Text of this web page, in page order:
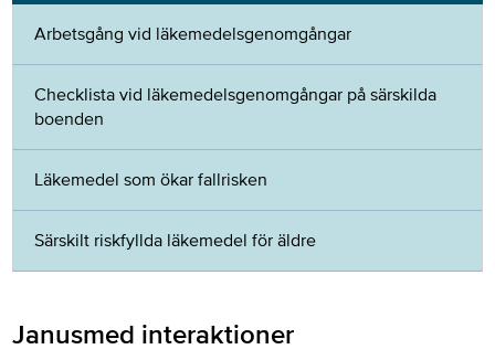
Arbetsgång vid läkemedelsgenomgångar
Checklista vid läkemedelsgenomgångar på särskilda
boenden
Läkemedel som ökar fallrisken
Särskilt riskfyllda läkemedel för äldre
Janusmed interaktioner